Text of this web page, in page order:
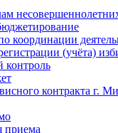
координации
(учёта)
контракта г.
приема